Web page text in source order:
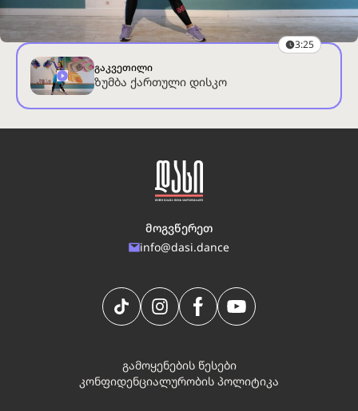
გაკვეთილი
ზუმბა ქართული დისკო
3:25
მოგვწერეთ
info@dasi.dance
გამოყენების წესები
კონფიდენციალურობის პოლიტიკა